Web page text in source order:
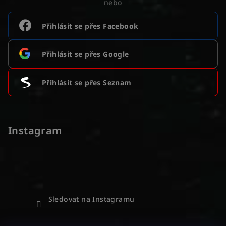
nebo
Přihlásit se přes Facebook
Přihlásit se přes Google
Přihlásit se přes Seznam
Instagram
Sledovat na Instagramu